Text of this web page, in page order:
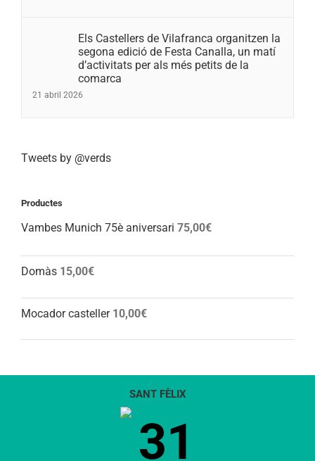
Els Castellers de Vilafranca organitzen la
segona edició de Festa Canalla, un matí
d’activitats per als més petits de la
comarca
21 abril 2026
Tweets by @verds
Productes
Vambes Munich 75è aniversari 75,00€
Domàs 15,00€
Mocador casteller 10,00€
SANT FÈLIX
31